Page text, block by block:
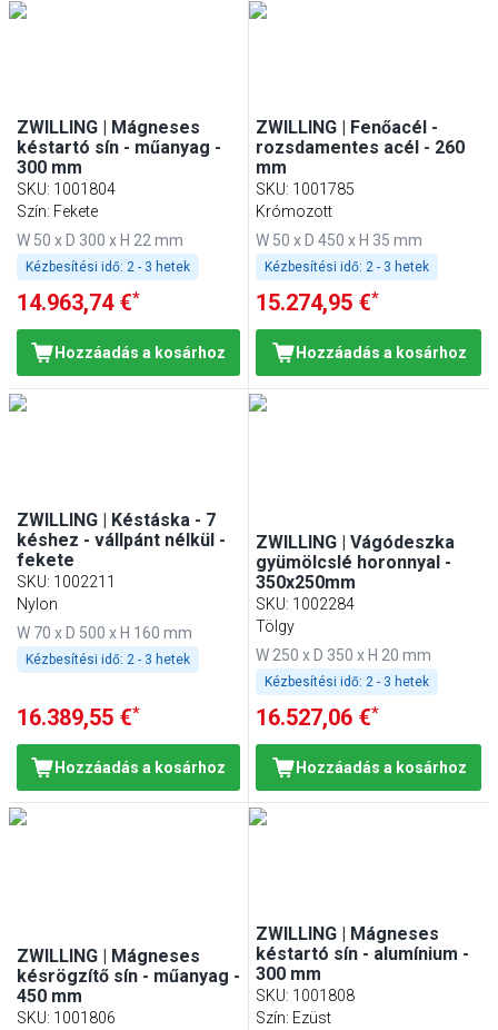
ZWILLING | Mágneses
késtartó sín - műanyag -
300 mm
SKU: 1001804
Szín: Fekete
W 50 x D 300 x H 22 mm
Kézbesítési idő: 2 - 3 hetek
14.963,74 €*
Hozzáadás a kosárhoz
ZWILLING | Fenőacél -
rozsdamentes acél - 260
mm
SKU: 1001785
Krómozott
W 50 x D 450 x H 35 mm
Kézbesítési idő: 2 - 3 hetek
15.274,95 €*
Hozzáadás a kosárhoz
ZWILLING | Késtáska - 7
késhez - vállpánt nélkül -
fekete
SKU: 1002211
Nylon
W 70 x D 500 x H 160 mm
Kézbesítési idő: 2 - 3 hetek
16.389,55 €*
Hozzáadás a kosárhoz
ZWILLING | Vágódeszka
gyümölcslé horonnyal -
350x250mm
SKU: 1002284
Tölgy
W 250 x D 350 x H 20 mm
Kézbesítési idő: 2 - 3 hetek
16.527,06 €*
Hozzáadás a kosárhoz
ZWILLING | Mágneses
késrögzítő sín - műanyag -
450 mm
SKU: 1001806
ZWILLING | Mágneses
késtartó sín - alumínium -
300 mm
SKU: 1001808
Szín: Ezüst